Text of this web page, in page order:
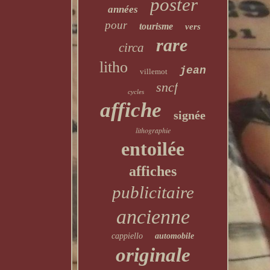
années poster
pour tourisme vers
circa rare
litho villemot jean
cycles sncf
affiche signée
lithographie
entoilée
affiches
publicitaire
ancienne
cappiello automobile
originale